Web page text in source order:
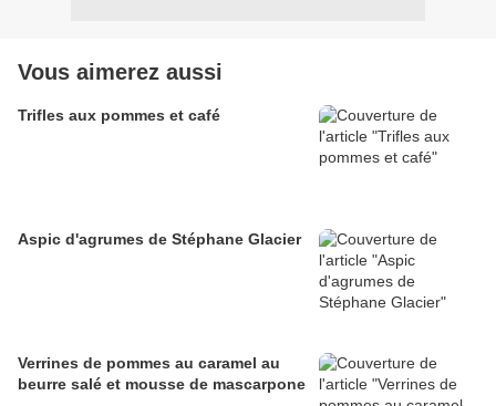
Vous aimerez aussi
Trifles aux pommes et café
Aspic d'agrumes de Stéphane Glacier
Verrines de pommes au caramel au
beurre salé et mousse de mascarpone